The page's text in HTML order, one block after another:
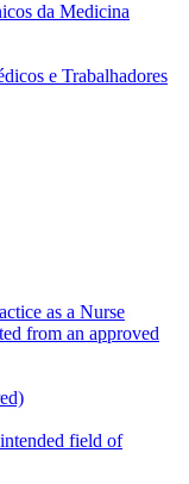
da Medicina
e Trabalhadores
as a Nurse
from an approved
field of